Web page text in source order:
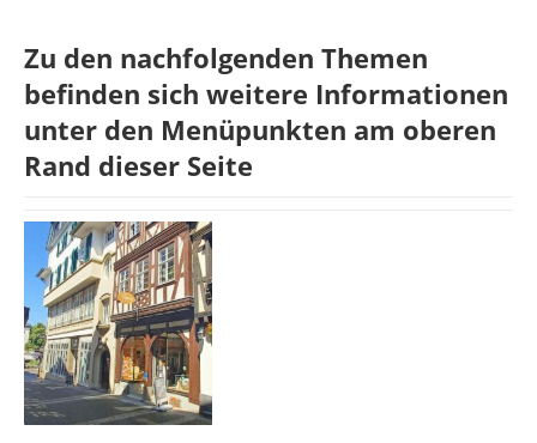
Zu den nachfolgenden Themen
befinden sich weitere Informationen
unter den Menüpunkten am oberen
Rand dieser Seite